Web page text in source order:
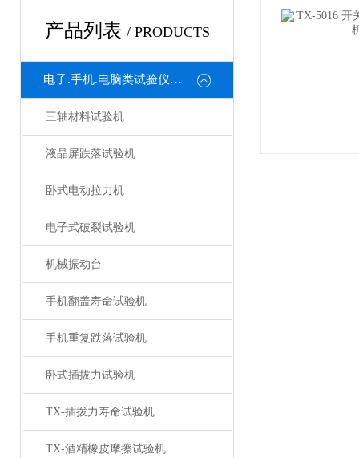
产品列表 / PRODUCTS
电子.手机.电脑类试验仪器系列
三轴材料试验机
液晶屏跌落试验机
卧式电动拉力机
电子式破裂试验机
机械振动台
手机翻盖寿命试验机
手机重复跌落试验机
卧式插拔力试验机
TX-插拨力寿命试验机
TX-酒精橡皮摩擦试验机